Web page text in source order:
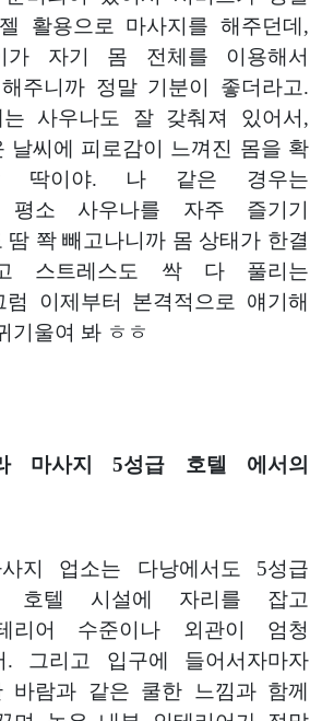
활용으로 마사지를 해주던데,
가 자기 몸 전체를 이용해서
주니까 정말 기분이 좋더라고.
는 사우나도 잘 갖춰져 있어서,
날씨에 피로감이 느껴진 몸을 확
딱이야. 나 같은 경우는
평소 사우나를 자주 즐기기
땀 쫙 빼고나니까 몸 상태가 한결
스트레스도 싹 다 풀리는
럼 이제부터 본격적으로 얘기해
기울여 봐 ㅎㅎ
마사지 5성급 호텔 에서의
지 업소는 다낭에서도 5성급
호텔 시설에 자리를 잡고
리어 수준이나 외관이 엄청
. 그리고 입구에 들어서자마자
바람과 같은 쿨한 느낌과 함께